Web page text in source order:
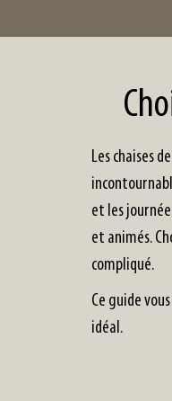
Les chaises
et les
et animés.
compliqué.
Ce guide
idéal.